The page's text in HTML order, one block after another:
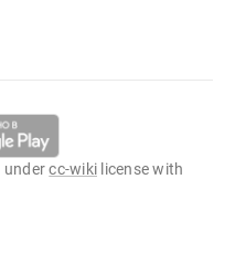
undercc-wiki license with